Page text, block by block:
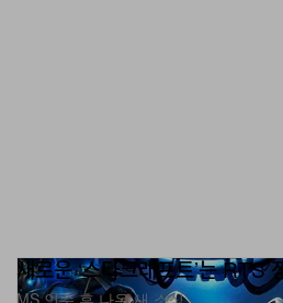
새로운 ‘스타크래프트’는 RTS
MS 인수 후 나온 새 소식.